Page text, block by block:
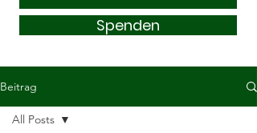
Spenden
Beitrag
All Posts